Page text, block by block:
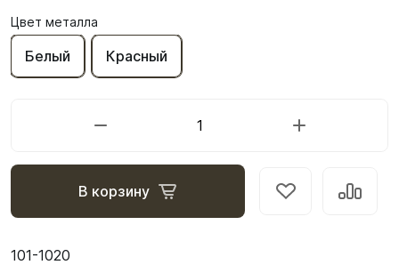
Цвет металла
Белый Красный
В корзину
101-1020